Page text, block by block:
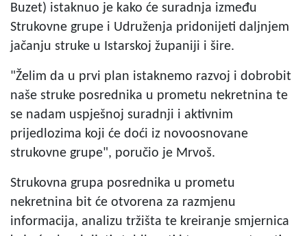
Buzet) istaknuo je kako će suradnja između
Strukovne grupe i Udruženja pridonijeti daljnjem
jačanju struke u Istarskoj županiji i šire.
"Želim da u prvi plan istaknemo razvoj i dobrobit
naše struke posrednika u prometu nekretnina te
se nadam uspješnoj suradnji i aktivnim
prijedlozima koji će doći iz novoosnovane
strukovne grupe", poručio je Mrvoš.
Strukovna grupa posrednika u prometu
nekretnina bit će otvorena za razmjenu
informacija, analizu tržišta te kreiranje smjernica